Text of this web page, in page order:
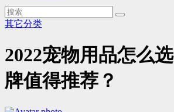
其它分类
2022宠物用品怎么
牌值得推荐？